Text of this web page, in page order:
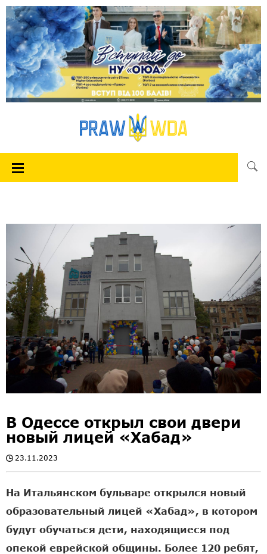
В Одессе открыл свои двери
новый лицей «Хабад»
23.11.2023
На Итальянском бульваре открылся новый
образовательный лицей «Хабад», в котором
будут обучаться дети, находящиеся под
опекой еврейской общины. Более 120 ребят,